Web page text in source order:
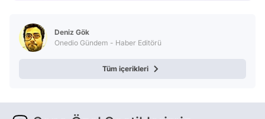
Deniz Gök
Onedio Gündem - Haber Editörü
Tüm içerikleri